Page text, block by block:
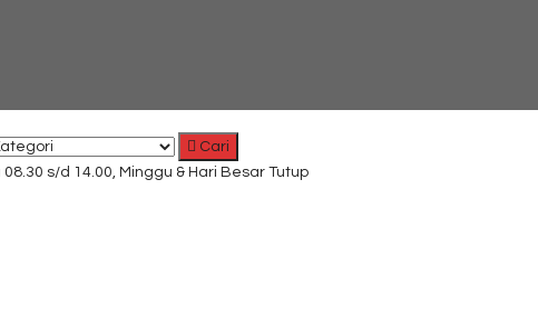
Cari
s/d 14.00, Minggu & Hari Besar Tutup